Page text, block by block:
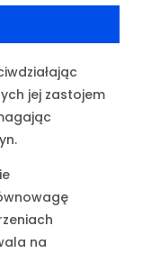
jej zastojem
na